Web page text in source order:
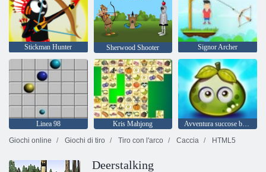
Stickman Hunter Sherwood Shooter Signor Archer
Linea 98 Kris Mahjong
Avventura succose bacche
Giochi online
Giochi di tiro Tiro con l'arco Caccia HTML5
Deerstalking